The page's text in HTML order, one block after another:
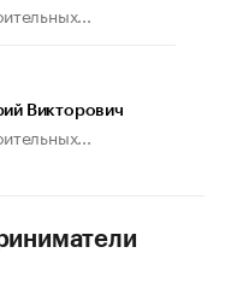
рассказал Маск в
Викторович